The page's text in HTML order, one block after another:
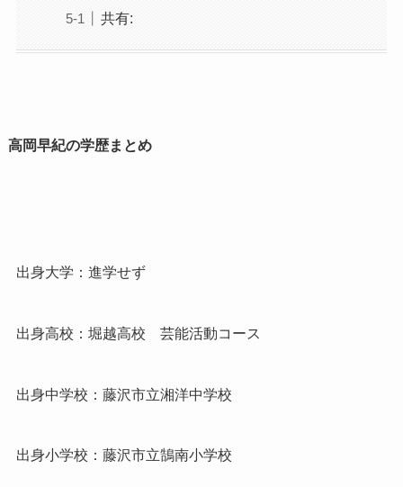
共有:
高岡早紀の学歴まとめ
出身大学：進学せず
出身高校：堀越高校 芸能活動コース
出身中学校：藤沢市立湘洋中学校
出身小学校：藤沢市立鵠南小学校